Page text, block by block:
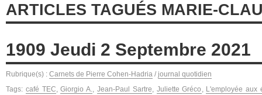
ARTICLES TAGUÉS MARIE-
1909 Jeudi 2 Septembre 2021
Rubrique(s) : Carnets de Pierre Cohen-Hadria / journal quotidien
Tags: café TEC,Giorgio A.,Jean-Paul Sartre, Juliette Gréco , L'employée aux